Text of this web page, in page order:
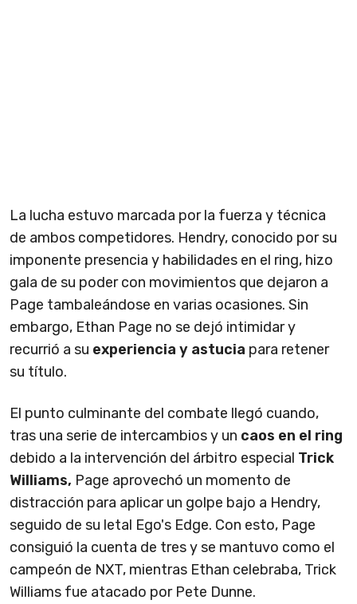
La lucha estuvo marcada por la fuerza y técnica
de ambos competidores. Hendry, conocido por su
imponente presencia y habilidades en el ring, hizo
gala de su poder con movimientos que dejaron a
Page tambaleándose en varias ocasiones. Sin
embargo, Ethan Page no se dejó intimidar y
recurrió a su experiencia y astucia para retener
su título.
El punto culminante del combate llegó cuando,
tras una serie de intercambios y un caos en el ring
debido a la intervención del árbitro especial Trick
Williams, Page aprovechó un momento de
distracción para aplicar un golpe bajo a Hendry,
seguido de su letal Ego's Edge. Con esto, Page
consiguió la cuenta de tres y se mantuvo como el
campeón de NXT, mientras Ethan celebraba, Trick
Williams fue atacado por Pete Dunne.